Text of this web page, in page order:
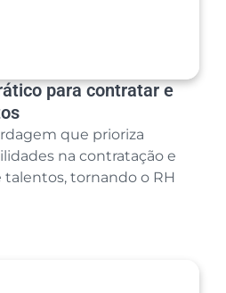
para contratar e
que prioriza
na contratação e
tornando o RH